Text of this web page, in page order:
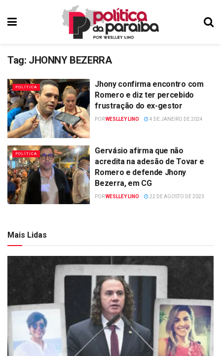
Tag: JHONNY BEZERRA
POLÍTICA
Jhony confirma encontro com
Romero e diz ter percebido
frustração do ex-gestor
PORWESLLEY LINO 4 DE JANEIRO DE 2024
POLÍTICA
Gervásio afirma que não
acredita na adesão de Tovar e
Romero e defende Jhony
Bezerra, em CG
PORWESLLEY LINO 22 DE AGOSTO DE 2023
Mais Lidas